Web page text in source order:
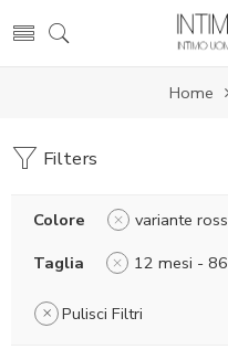
Home
Filters
Colore
variante
Taglia
12 mesi -
Pulisci Filtri